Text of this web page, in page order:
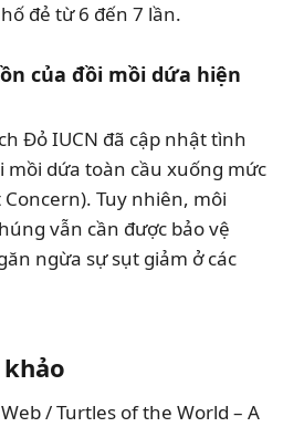
đẻ từ 6 đến 7 lần.
của đồi mồi dứa hiện
Đỏ IUCN đã cập nhật tình
dứa toàn cầu xuống mức
Tuy nhiên, môi
vẫn cần được bảo vệ
ngừa sự sụt giảm ở các
/ Turtles of the World – A